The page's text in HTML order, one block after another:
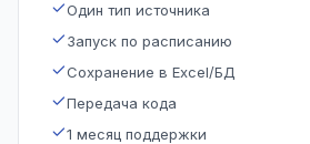
Один тип источника
Запуск по расписанию
Сохранение в Excel/БД
Передача кода
1 месяц поддержки